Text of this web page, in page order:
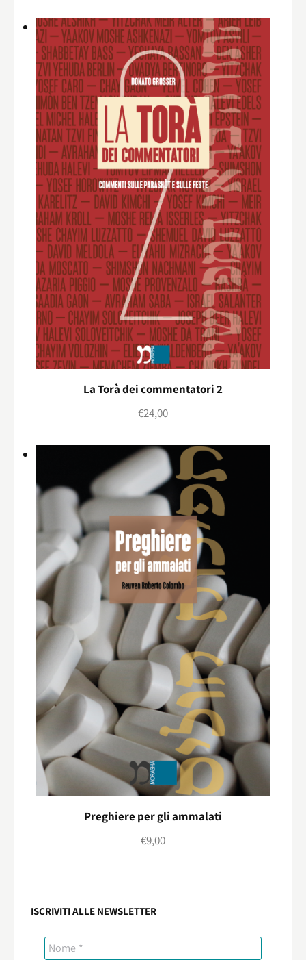
La Torà dei commentatori 2
€24,00
Preghiere per gli ammalati
€9,00
ISCRIVITI ALLE NEWSLETTER